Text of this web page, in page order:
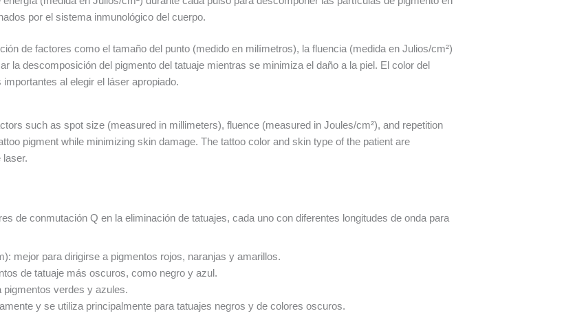
por el sistema inmunológico del cuerpo.
de factores como el tamaño del punto (medido en milímetros), la fluencia (medida en Julios/cm²)
la descomposición del pigmento del tatuaje mientras se minimiza el daño a la piel. El color del
al elegir el láser apropiado.
such as spot size (measured in millimeters), fluence (measured in Joules/cm²), and repetition
pigment while minimizing skin damage. The tattoo color and skin type of the patient are
laser.
de conmutación Q en la eliminación de tatuajes, cada uno con diferentes longitudes de onda para
mejor para dirigirse a pigmentos rojos, naranjas y amarillos.
de tatuaje más oscuros, como negro y azul.
pigmentos verdes y azules.
y se utiliza principalmente para tatuajes negros y de colores oscuros.